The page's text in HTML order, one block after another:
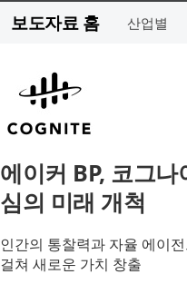
보도자료 홈 산업별
에이커 BP, 코그
심의 미래 개척
인간의 통찰력과 자율 에이
걸쳐 새로운 가치 창출